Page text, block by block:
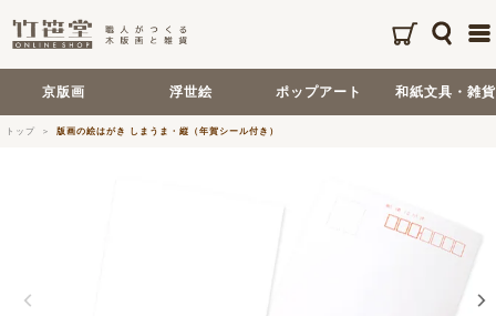
京版画 浮世絵 ポップアート 和紙文具・雑貨
トップ 版画の絵はがき しまうま・縦（年賀シール付き）